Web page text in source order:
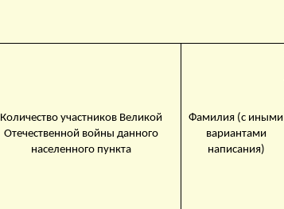
Количество участников Великой
Отечественной войны данного
населенного пункта
Фамилия (с иными
вариантами
написания)